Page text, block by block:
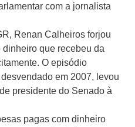
com a jornalista
Renan Calheiros forjou
que recebeu da
O episódio
em 2007, levou
presidente do Senado à
pagas com dinheiro